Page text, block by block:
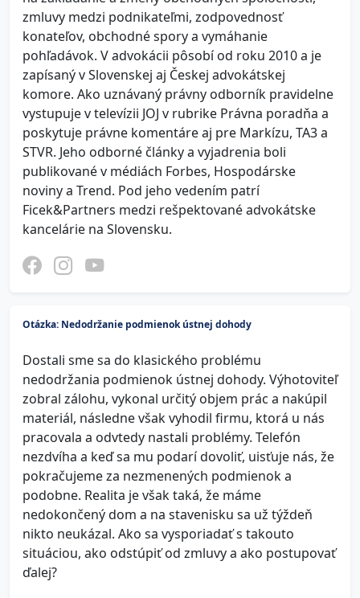
zmluvy medzi podnikateľmi, zodpovednosť
konateľov, obchodné spory a vymáhanie
pohľadávok. V advokácii pôsobí od roku 2010 a je
zapísaný v Slovenskej aj Českej advokátskej
komore. Ako uznávaný právny odborník pravidelne
vystupuje v televízii JOJ v rubrike Právna poradňa a
poskytuje právne komentáre aj pre Markízu, TA3 a
STVR. Jeho odborné články a vyjadrenia boli
publikované v médiách Forbes, Hospodárske
noviny a Trend. Pod jeho vedením patrí
Ficek&Partners medzi rešpektované advokátske
kancelárie na Slovensku.
Otázka: Nedodržanie podmienok ústnej dohody
Dostali sme sa do klasického problému
nedodržania podmienok ústnej dohody. Výhotoviteľ
zobral zálohu, vykonal určitý objem prác a nakúpil
materiál, následne však vyhodil firmu, ktorá u nás
pracovala a odvtedy nastali problémy. Telefón
nezdvíha a keď sa mu podarí dovoliť, uisťuje nás, že
pokračujeme za nezmenených podmienok a
podobne. Realita je však taká, že máme
nedokončený dom a na stavenisku sa už týždeň
nikto neukázal. Ako sa vysporiadať s takouto
situáciou, ako odstúpiť od zmluvy a ako postupovať
ďalej?